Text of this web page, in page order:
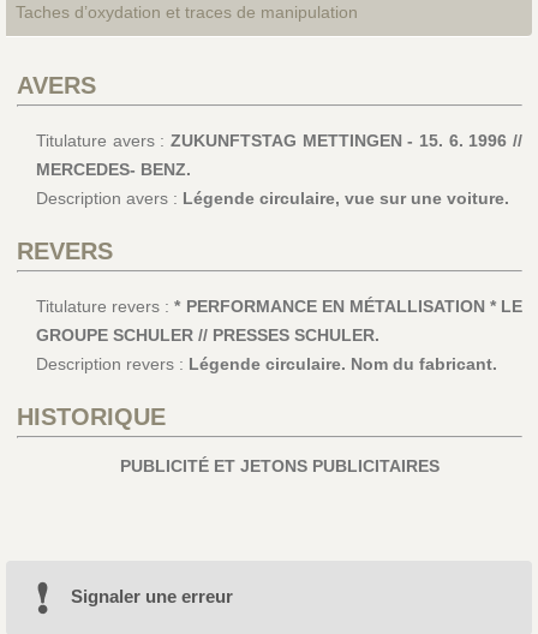
Taches d’oxydation et traces de manipulation
AVERS
Titulature avers : ZUKUNFTSTAG METTINGEN - 15. 6. 1996 //
MERCEDES- BENZ.
Description avers : Légende circulaire, vue sur une voiture.
REVERS
Titulature revers :* PERFORMANCE EN MÉTALLISATION * LE
GROUPE SCHULER // PRESSES SCHULER.
Description revers : Légende circulaire. Nom du fabricant.
HISTORIQUE
PUBLICITÉ ET JETONS PUBLICITAIRES
Signaler une erreur